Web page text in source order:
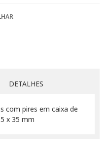
DETALHES
com pires em caixa de
x 35 mm